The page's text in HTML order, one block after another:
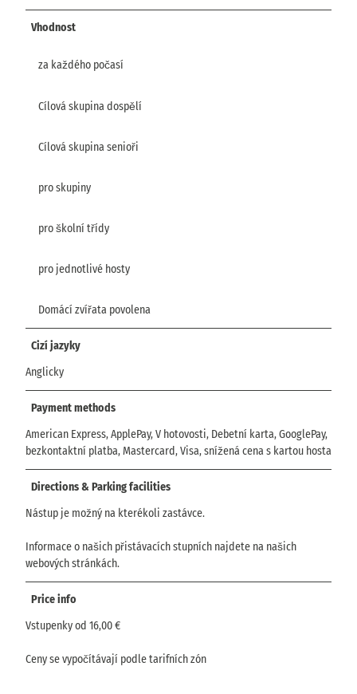
Vhodnost
za každého počasí
Cílová skupina dospělí
Cílová skupina senioři
pro skupiny
pro školní třídy
pro jednotlivé hosty
Domácí zvířata povolena
Cizí jazyky
Anglicky
Payment methods
American Express, ApplePay, V hotovosti, Debetní karta, GooglePay,
bezkontaktní platba, Mastercard, Visa, snížená cena s kartou hosta
Directions & Parking facilities
Nástup je možný na kterékoli zastávce.
Informace o našich přistávacích stupních najdete na našich
webových stránkách.
Price info
Vstupenky od 16,00 €
Ceny se vypočítávají podle tarifních zón